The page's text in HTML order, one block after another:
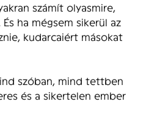
számít olyasmire,
ha mégsem sikerül az
kudarcaiért másokat
szóban, mind tettben
és a sikertelen ember